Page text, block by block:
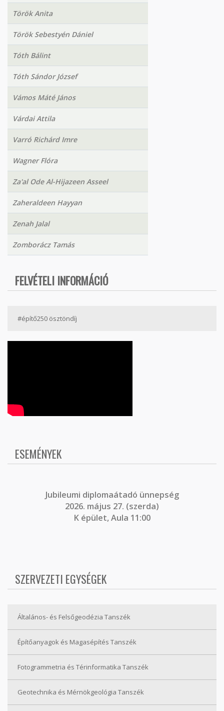
Török Anita
Török Sebestyén Dániel
Tóth Bálint
Tóth Sándor József
Vámos Máté János
Várdai Attila
Varró Richárd Imre
Wagner Flóra
Za'al Ode Al-Hijazeen Asseel
Zaheraldeen Hayyan
Zenah Jalal
Zomborácz Tamás
FELVÉTELI INFORMÁCIÓ
#építő250 ösztöndíj
ESEMÉNYEK
Jubileumi diplomaátadó ünnepség
2026. május 27. (szerda)
K épület, Aula 11:00
SZERVEZETI EGYSÉGEK
Általános- és Felsőgeodézia Tanszék
Építőanyagok és Magasépítés Tanszék
Fotogrammetria és Térinformatika Tanszék
Geotechnika és Mérnökgeológia Tanszék